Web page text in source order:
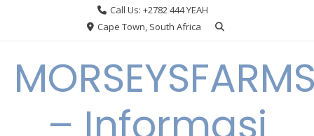
Call Us: +2782 444 YEAH
Cape Town, South Africa